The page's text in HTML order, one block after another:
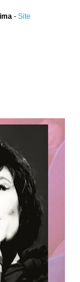
- Site